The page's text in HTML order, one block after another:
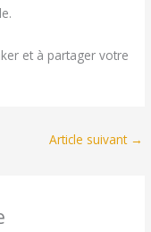
et à partager votre
Article suivant →